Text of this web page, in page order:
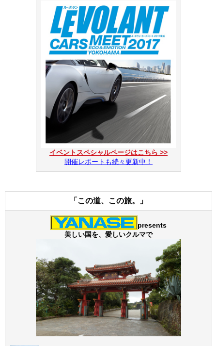
イベントスペシャルページはこちら >>
開催レポートも続々更新中！
「この道、この旅。」
presents
美しい国を、愛しいクルマで